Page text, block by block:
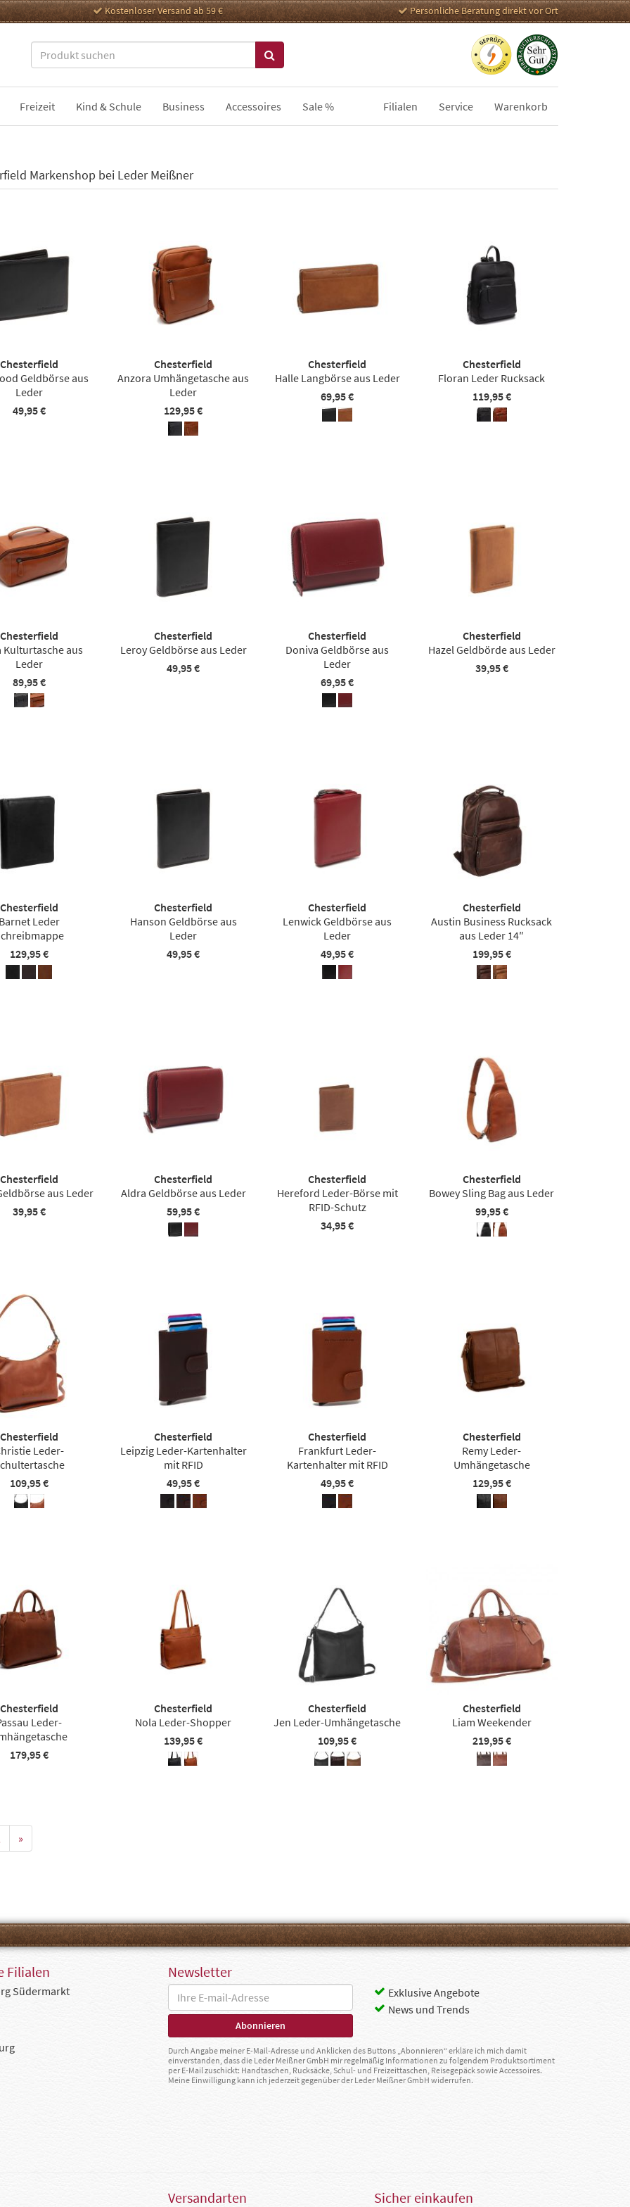
Kostenloser Versand ab 59 € Persönliche Beratung direkt vor Ort
Freizeit Kind & Schule Business Accessoires Sale % Filialen Service Warenkorb
Markenshop bei Leder Meißner
Chesterfield
Geldbörse aus
Leder
49,95 €
Chesterfield
Anzora Umhängetasche aus
Leder
129,95 €
Chesterfield
Halle Langbörse aus Leder
69,95 €
Chesterfield
Floran Leder Rucksack
119,95 €
Chesterfield
Kulturtasche aus
Leder
89,95 €
Chesterfield
Leroy Geldbörse aus Leder
49,95 €
Chesterfield
Doniva Geldbörse aus
Leder
69,95 €
Chesterfield
Hazel Geldbörde aus Leder
39,95 €
Chesterfield
Leder
129,95 €
Chesterfield
Hanson Geldbörse aus
Leder
49,95 €
Chesterfield
Lenwick Geldbörse aus
Leder
49,95 €
Chesterfield
Austin Business Rucksack
aus Leder 14″
199,95 €
Chesterfield
aus Leder
39,95 €
Chesterfield
Aldra Geldbörse aus Leder
59,95 €
Chesterfield
Hereford Leder-Börse mit
RFID-Schutz
34,95 €
Chesterfield
Bowey Sling Bag aus Leder
99,95 €
Chesterfield
Leder-
109,95 €
Chesterfield
Leipzig Leder-Kartenhalter
mit RFID
49,95 €
Chesterfield
Frankfurt Leder-
Kartenhalter mit RFID
49,95 €
Chesterfield
Remy Leder-
Umhängetasche
129,95 €
Chesterfield
Leder-
179,95 €
Chesterfield
Nola Leder-Shopper
139,95 €
Chesterfield
Jen Leder-Umhängetasche
109,95 €
Chesterfield
Liam Weekender
219,95 €
»
Filialen
Südermarkt
Newsletter
Exklusive Angebote
News und Trends
Durch Angabe meiner E-Mail-Adresse und Anklicken des Buttons „Abonnieren“ erkläre ich mich damit
einverstanden, dass die Leder Meißner GmbH mir regelmäßig Informationen zu folgendem Produktsortiment
per E-Mail zuschickt: Handtaschen, Rucksäcke, Schul- und Freizeittaschen, Reisegepäck sowie Accessoires.
Meine Einwilligung kann ich jederzeit gegenüber der Leder Meißner GmbH widerrufen.
Versandarten Sicher einkaufen